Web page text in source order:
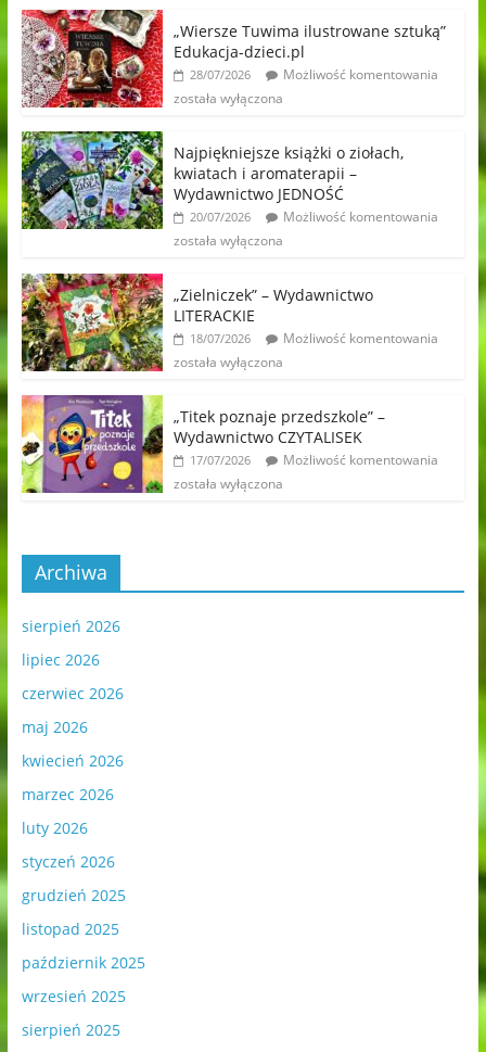
„Wiersze Tuwima ilustrowane sztuką”
Edukacja-dzieci.pl
28/07/2026
Możliwość komentowania
została wyłączona
Najpiękniejsze książki o ziołach,
kwiatach i aromaterapii –
Wydawnictwo JEDNOŚĆ
20/07/2026
Możliwość komentowania
została wyłączona
„Zielniczek” – Wydawnictwo
LITERACKIE
18/07/2026
Możliwość komentowania
została wyłączona
„Titek poznaje przedszkole” –
Wydawnictwo CZYTALISEK
17/07/2026
Możliwość komentowania
została wyłączona
Archiwa
sierpień 2026
lipiec 2026
czerwiec 2026
maj 2026
kwiecień 2026
marzec 2026
luty 2026
styczeń 2026
grudzień 2025
listopad 2025
październik 2025
wrzesień 2025
sierpień 2025